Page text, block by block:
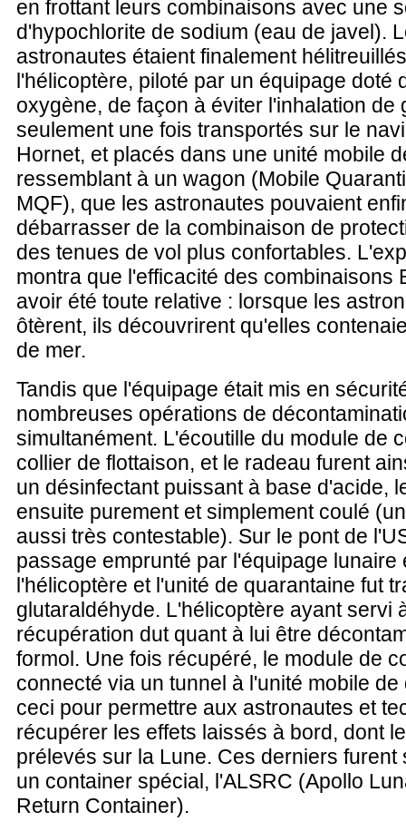
en frottant leurs combinaisons avec une
d'hypochlorite de sodium (eau de javel).
astronautes étaient finalement
l'hélicoptère, piloté par un équipage doté
oxygène, de façon à éviter l'inhalation de
seulement une fois transportés sur le
Hornet, et placés dans une unité mobile
ressemblant à un wagon (Mobile
MQF), que les astronautes pouvaient
débarrasser de la combinaison de
des tenues de vol plus confortables.
montra que l'efficacité des combinaisons
avoir été toute relative : lorsque les
ôtèrent, ils découvrirent qu'elles
de mer.
Tandis que l'équipage était mis en
nombreuses opérations de
simultanément. L'écoutille du module de
collier de flottaison, et le radeau furent
un désinfectant puissant à base d'acide,
ensuite purement et simplement coulé
aussi très contestable). Sur le pont de
passage emprunté par l'équipage lunaire
l'hélicoptère et l'unité de quarantaine fut
glutaraldéhyde. L'hélicoptère ayant servi
récupération dut quant à lui être
formol. Une fois récupéré, le module de
connecté via un tunnel à l'unité mobile
ceci pour permettre aux astronautes et
récupérer les effets laissés à bord, dont
prélevés sur la Lune. Ces derniers furent
un container spécial, l'ALSRC (Apollo
Return Container).